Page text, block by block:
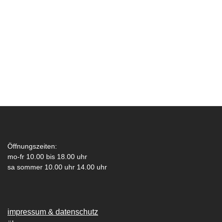
Öffnungszeiten:
mo-fr 10.00 bis 18.00 uhr
sa sommer 10.00 uhr 14.00 uhr
impressum & datenschutz